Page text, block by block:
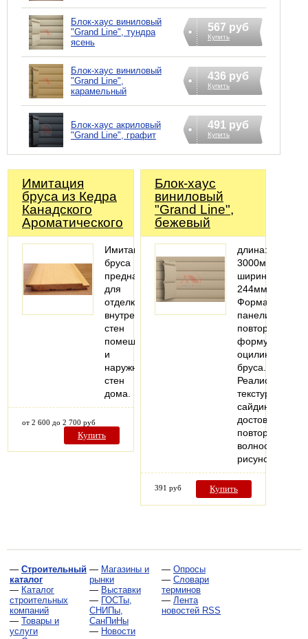
Блок-хаус виниловый
"Grand Line", тундра
ясень
567 руб
Купить
Блок-хаус виниловый
"Grand Line",
карамельный
436 руб
Купить
Блок-хаус акриловый
"Grand Line", графит
491 руб
Купить
Имитация
бруса из Кедра
Канадского
Ароматического
Имитация
бруса
предназначена
для
отделки
внутренних
стен
помещения
и
наружных
стен
дома.
от 2 600 до 2 700 руб
Купить
Блок-хаус
виниловый
"Grand Line",
бежевый
длина:
3000мм;
ширина:
244мм
Форма
панели
повторяет
форму
бруса.
Реалистичная
текстура
сайдинга
достоверно
повторяет
волнообразный
рисунок…
391 руб Купить
— Строительный
каталог
— Каталог
строительных
компаний
— Товары и
услуги
— Магазины и
рынки
— Выставки
— ГОСТы,
СНИПы,
СанПиНы
— Новости
— Опросы
— Словари
терминов
— Лента
новостей RSS